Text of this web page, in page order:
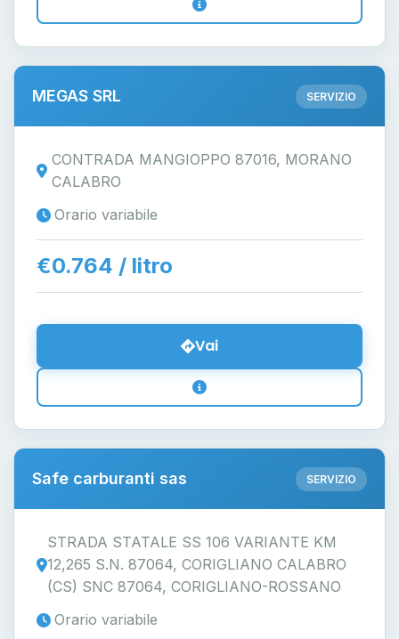
MEGAS SRL SERVIZIO
CONTRADA MANGIOPPO 87016, MORANO
CALABRO
Orario variabile
€0.764 / litro
Vai
Safe carburanti sas SERVIZIO
STRADA STATALE SS 106 VARIANTE KM
12,265 S.N. 87064, CORIGLIANO CALABRO
(CS) SNC 87064, CORIGLIANO-ROSSANO
Orario variabile